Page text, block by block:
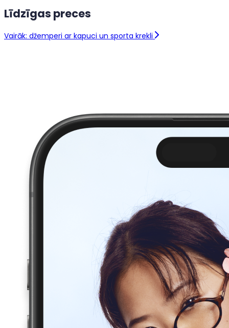
Līdzīgas preces
Vairāk: džemperi ar kapuci un sporta krekli